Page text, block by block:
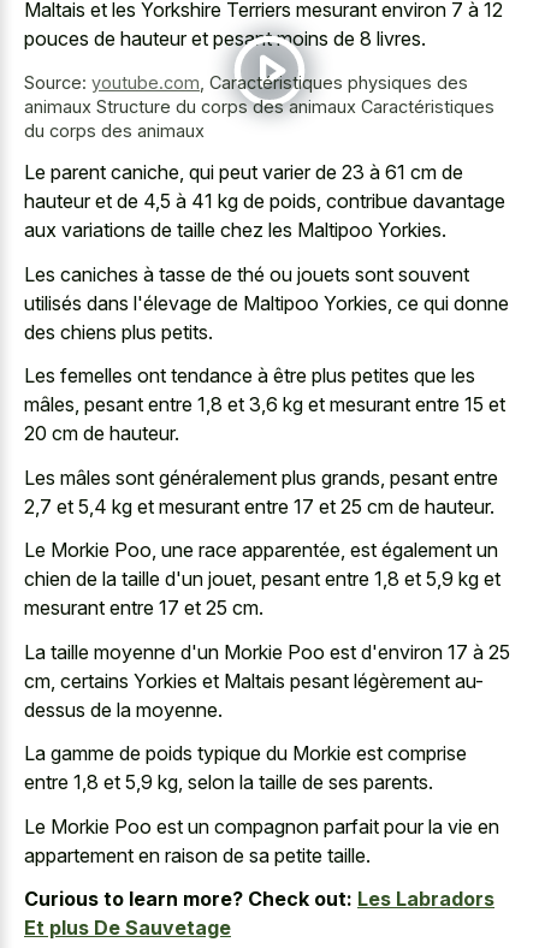
Maltais et les Yorkshire Terriers mesurant environ 7 à 12
pouces de hauteur et pesant moins de 8 livres.
Source: youtube.com Caractéristiques physiques des
animaux Structure du corps des animaux Caractéristiques
du corps des animaux
Le parent caniche, qui peut varier de 23 à 61 cm de
hauteur et de 4,5 à 41 kg de poids, contribue davantage
aux variations de taille chez les Maltipoo Yorkies.
Les caniches à tasse de thé ou jouets sont souvent
utilisés dans l'élevage de Maltipoo Yorkies, ce qui donne
des chiens plus petits.
Les femelles ont tendance à être plus petites que les
mâles, pesant entre 1,8 et 3,6 kg et mesurant entre 15 et
20 cm de hauteur.
Les mâles sont généralement plus grands, pesant entre
2,7 et 5,4 kg et mesurant entre 17 et 25 cm de hauteur.
Le Morkie Poo, une race apparentée, est également un
chien de la taille d'un jouet, pesant entre 1,8 et 5,9 kg et
mesurant entre 17 et 25 cm.
La taille moyenne d'un Morkie Poo est d'environ 17 à 25
cm, certains Yorkies et Maltais pesant légèrement au-
dessus de la moyenne.
La gamme de poids typique du Morkie est comprise
entre 1,8 et 5,9 kg, selon la taille de ses parents.
Le Morkie Poo est un compagnon parfait pour la vie en
appartement en raison de sa petite taille.
Curious to learn more? Check out: Les Labradors
Et plus De Sauvetage